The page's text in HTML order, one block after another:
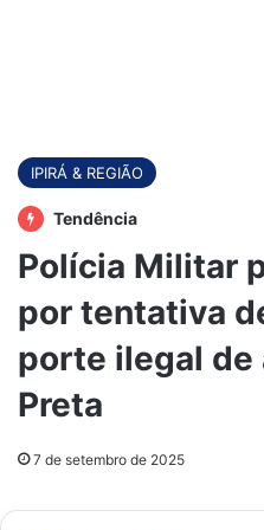
IPIRÁ & REGIÃO
Tendência
Polícia Militar
por tentativa
porte ilegal de
Preta
7 de setembro de 2025